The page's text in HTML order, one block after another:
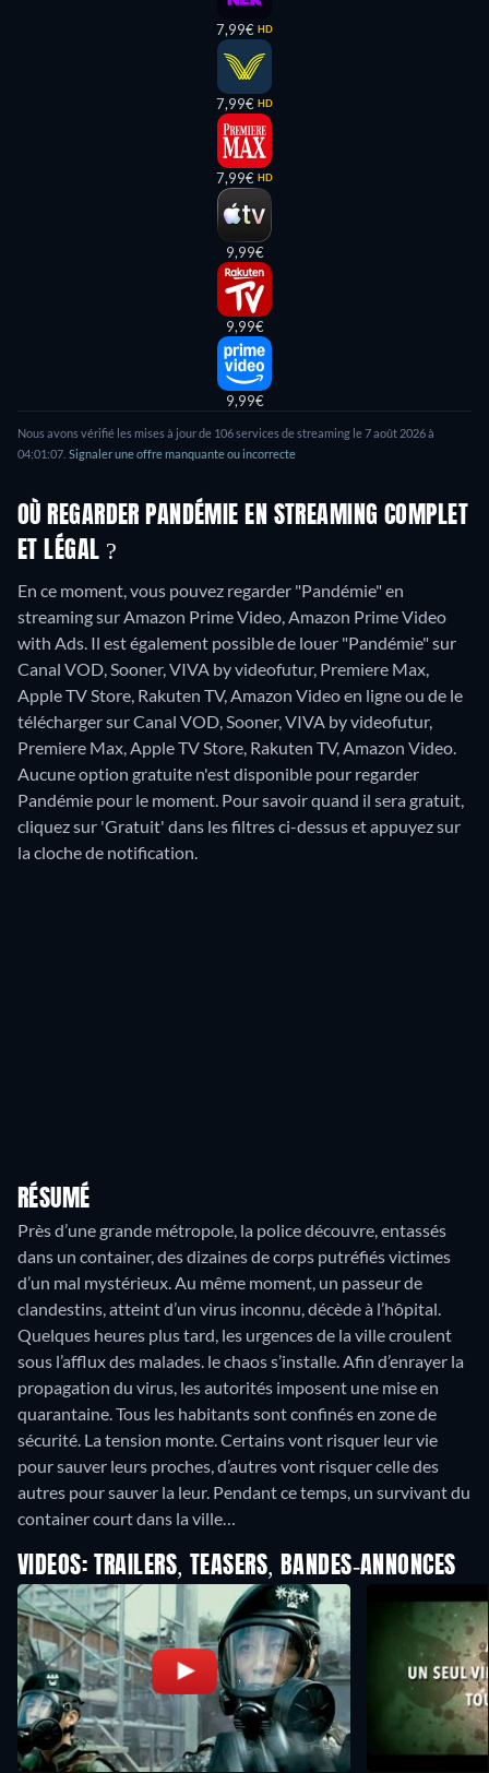
7,99€ HD
7,99€ HD
7,99€ HD
9,99€
9,99€
9,99€
Nous avons vérifié les mises à jour de 106services de streaming le7 août 2026à
04:01:07 Signaler une offre manquante ou incorrecte
OÙ REGARDER PANDÉMIE EN STREAMING COMPLET
ET LÉGAL ?
En ce moment, vous pouvez regarder "Pandémie" en
streaming sur Amazon Prime Video, Amazon Prime Video
with Ads. Il est également possible de louer "Pandémie" sur
Canal VOD, Sooner, VIVA by videofutur, Premiere Max,
Apple TV Store, Rakuten TV, Amazon Video en ligne ou de le
télécharger sur Canal VOD, Sooner, VIVA by videofutur,
Premiere Max, Apple TV Store, Rakuten TV, Amazon Video.
Aucune option gratuite n'est disponible pour regarder
Pandémie pour le moment. Pour savoir quand il sera gratuit,
cliquez sur 'Gratuit' dans les filtres ci-dessus et appuyez sur
la cloche de notification.
RÉSUMÉ
Près d’une grande métropole, la police découvre, entassés
dans un container, des dizaines de corps putréfiés victimes
d’un mal mystérieux. Au même moment, un passeur de
clandestins, atteint d’un virus inconnu, décède à l’hôpital.
Quelques heures plus tard, les urgences de la ville croulent
sous l’afflux des malades. le chaos s’installe. Afin d’enrayer la
propagation du virus, les autorités imposent une mise en
quarantaine. Tous les habitants sont confinés en zone de
sécurité. La tension monte. Certains vont risquer leur vie
pour sauver leurs proches, d’autres vont risquer celle des
autres pour sauver la leur. Pendant ce temps, un survivant du
container court dans la ville…
VIDEOS: TRAILERS, TEASERS, BANDES-ANNONCES